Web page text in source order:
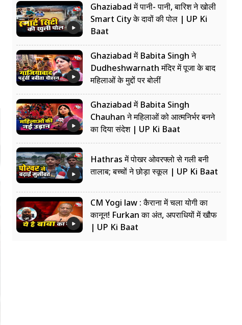
Ghaziabad में पानी- पानी, बारिश ने खोली
Smart City के दावों की पोल | UP Ki
Baat
Ghaziabad में Babita Singh ने
Dudheshwarnath मंदिर में पूजा के बाद
महिलाओं के मुद्दों पर बोलीं
Ghaziabad में Babita Singh
Chauhan ने महिलाओं को आत्मनिर्भर बनने
का दिया संदेश | UP Ki Baat
Hathras में पोखर ओवरफ्लो से गली बनी
तालाब; बच्चों ने छोड़ा स्कूल | UP Ki Baat
CM Yogi law : कैराना में चला योगी का
कानून! Furkan का अंत, अपराधियों में खौफ
| UP Ki Baat